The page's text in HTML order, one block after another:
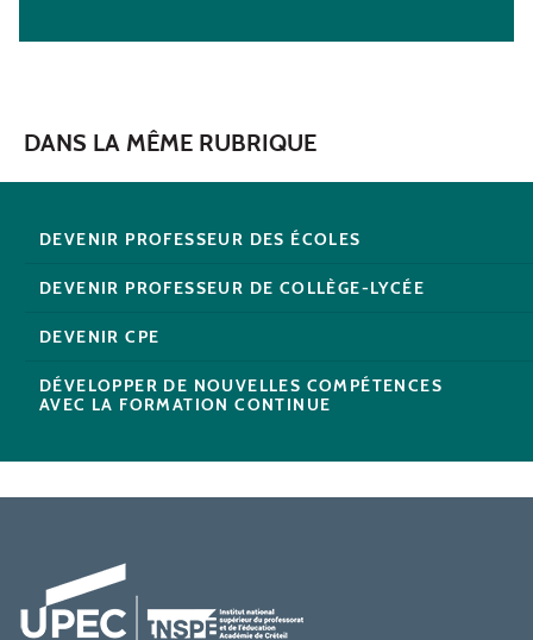
DANS LA MÊME RUBRIQUE
DEVENIR PROFESSEUR DES ÉCOLES
DEVENIR PROFESSEUR DE COLLÈGE-LYCÉE
DEVENIR CPE
DÉVELOPPER DE NOUVELLES COMPÉTENCES
AVEC LA FORMATION CONTINUE